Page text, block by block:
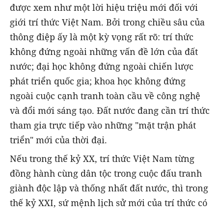
được xem như một lời hiệu triệu mới đối với
giới trí thức Việt Nam. Bởi trong chiều sâu của
thông điệp ấy là một kỳ vọng rất rõ: trí thức
không đứng ngoài những vấn đề lớn của đất
nước; đại học không đứng ngoài chiến lược
phát triển quốc gia; khoa học không đứng
ngoài cuộc cạnh tranh toàn cầu về công nghệ
và đổi mới sáng tạo. Đất nước đang cần trí thức
tham gia trực tiếp vào những "mặt trận phát
triển" mới của thời đại.
Nếu trong thế kỷ XX, trí thức Việt Nam từng
đồng hành cùng dân tộc trong cuộc đấu tranh
giành độc lập và thống nhất đất nước, thì trong
thế kỷ XXI, sứ mệnh lịch sử mới của trí thức có